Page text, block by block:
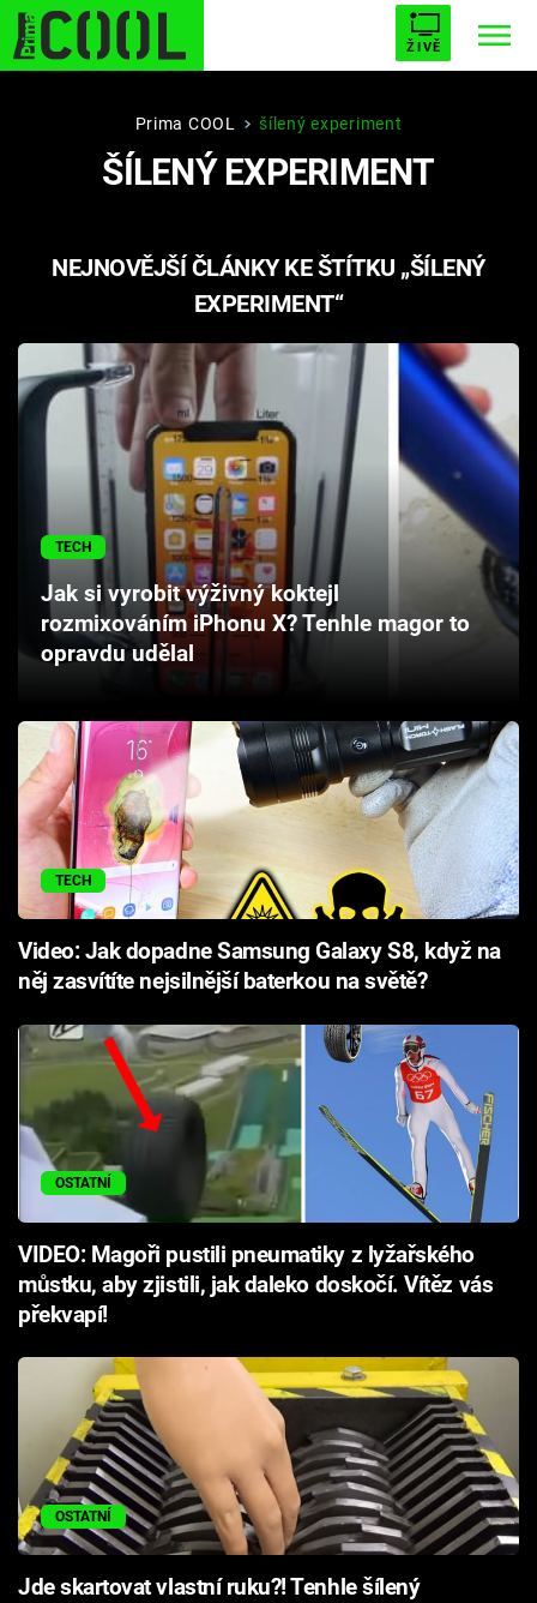
ŽIVĚ
STARHOUSE BUFFY, PŘEMOŽITELKA UPÍRŮ
PLNEJ KOTEL AVENGERS 5
Filmy
Seriály
Hry
Cool Esport
Pořady
Sledujte prima+
Přihlášení
Sledujte nás
Prima COOL šílený experiment
ŠÍLENÝ EXPERIMENT
NEJNOVĚJŠÍ ČLÁNKY KE ŠTÍTKU „ŠÍLENÝ
EXPERIMENT“
TECH
Jak si vyrobit výživný koktejl
rozmixováním iPhonu X? Tenhle magor to
opravdu udělal
TECH
Video: Jak dopadne Samsung Galaxy S8, když na
něj zasvítíte nejsilnější baterkou na světě?
OSTATNÍ
VIDEO: Magoři pustili pneumatiky z lyžařského
můstku, aby zjistili, jak daleko doskočí. Vítěz vás
překvapí!
OSTATNÍ
Jde skartovat vlastní ruku?! Tenhle šílený